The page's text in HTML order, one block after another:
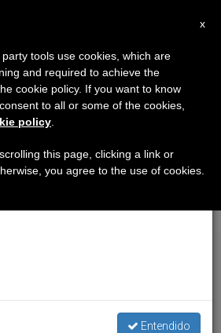
Tagged ‘Mons.
Octavio
Cinta’
×
7 de agosto haremos la pausa
que en el periodo de verano
y también el
Entendido
x
tools use cookies, which are
and required to achieve the
cookie policy. If you want to know
to all or some of the cookies,
policy
this page, clicking a link or
you agree to the use of cookies.